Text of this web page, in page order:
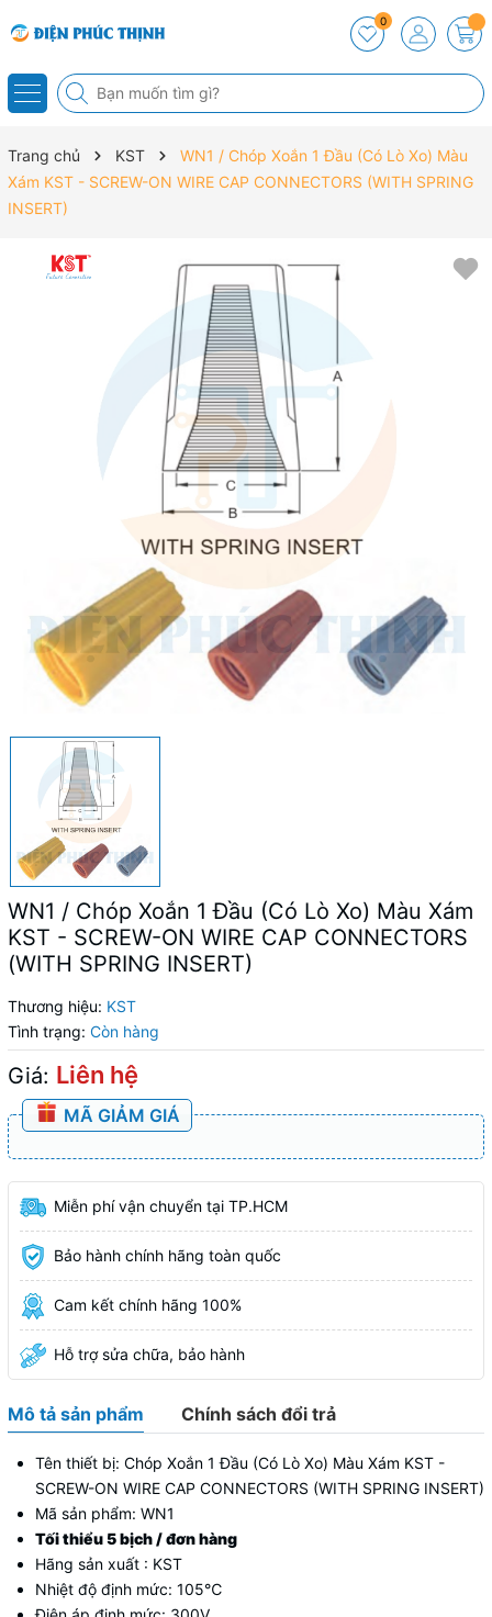
0
Trang chủ KST
WN1 / Chóp Xoắn 1 Đầu (Có Lò Xo) Màu
Xám KST - SCREW-ON WIRE CAP CONNECTORS (WITH SPRING
INSERT)
WN1 / Chóp Xoắn 1 Đầu (Có Lò Xo) Màu Xám
KST - SCREW-ON WIRE CAP CONNECTORS
(WITH SPRING INSERT)
Thương hiệu: KST
Tình trạng: Còn hàng
Giá: Liên hệ
MÃ GIẢM GIÁ
Miễn phí vận chuyển tại TP.HCM
Bảo hành chính hãng toàn quốc
Cam kết chính hãng 100%
Hỗ trợ sửa chữa, bảo hành
Mô tả sản phẩm Chính sách đổi trả
Tên thiết bị: Chóp Xoắn 1 Đầu (Có Lò Xo) Màu Xám KST -
SCREW-ON WIRE CAP CONNECTORS (WITH SPRING INSERT)
Mã sản phẩm: WN1
Tối thiểu 5 bịch / đơn hàng
Hãng sản xuất : KST
Nhiệt độ định mức: 105℃